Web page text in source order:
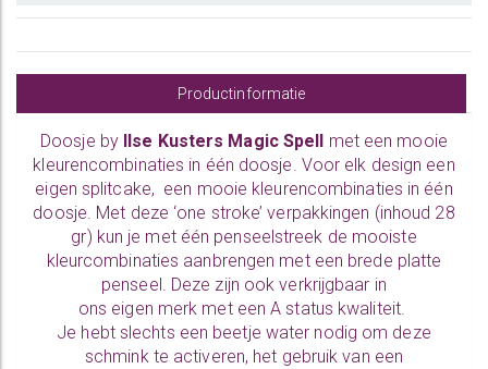
Productinformatie
Doosje by Ilse Kusters Magic Spell met een mooie
kleurencombinaties in één doosje. Voor elk design een
eigen splitcake, een mooie kleurencombinaties in één
doosje. Met deze ‘one stroke’ verpakkingen (inhoud 28
gr) kun je met één penseelstreek de mooiste
kleurcombinaties aanbrengen met een brede platte
penseel. Deze zijn ook verkrijgbaar in
ons eigen merk met een A status kwaliteit.
Je hebt slechts een beetje water nodig om deze
schmink te activeren, het gebruik van een